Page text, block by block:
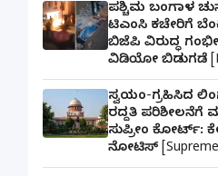
ಪಶ್ಚಿಮ ಬಂಗಾಳ
ಟಿಎಂಸಿ ಕಚೇರಿಗೆ
ಬಿಜೆಪಿ ವಿರುದ್ಧ
ವಿಡಿಯೋ ಬಿಡುಗಡೆ
ಸ್ವಯಂ-ಗ್ರಹಿಸಿದ
ರದ್ದತಿ ಪರಿಶೀಲನೆಗೆ
ಸುಪ್ರೀಂ ಕೋರ್ಟ್:
ನೋಟಿಸ್